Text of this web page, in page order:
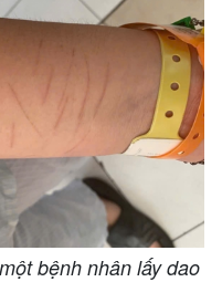
bệnh nhân lấy dao